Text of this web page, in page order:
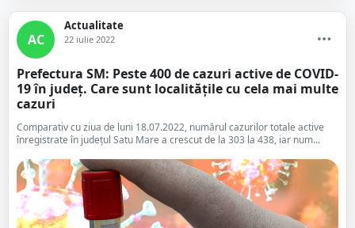
AC
Actualitate
22 iulie 2022
Prefectura SM: Peste 400 de cazuri active de COVID-
19 în județ. Care sunt localitățile cu cela mai multe
cazuri
Comparativ cu ziua de luni 18.07.2022, numărul cazurilor totale active
înregistrate în județul Satu Mare a crescut de la 303 la 438, iar num...